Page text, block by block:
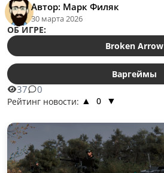
Автор: Марк Филяк
30 марта 2026
ОБ ИГРЕ:
Broken Arrow
Варгеймы
37 0
Рейтинг новости: ▲ 0 ▼